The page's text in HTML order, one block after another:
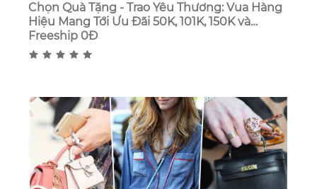
Chọn Quà Tặng - Trao Yêu Thương: Vua Hàng
Hiệu Mang Tới Ưu Đãi 50K, 101K, 150K và
Freeship 0Đ